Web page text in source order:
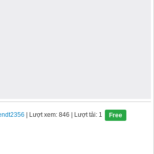
| Lượt xem: 846 | Lượt tải: 1 Free